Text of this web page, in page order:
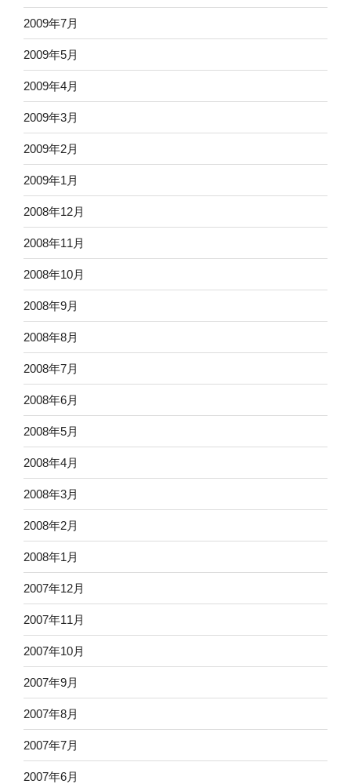
2009年7月
2009年5月
2009年4月
2009年3月
2009年2月
2009年1月
2008年12月
2008年11月
2008年10月
2008年9月
2008年8月
2008年7月
2008年6月
2008年5月
2008年4月
2008年3月
2008年2月
2008年1月
2007年12月
2007年11月
2007年10月
2007年9月
2007年8月
2007年7月
2007年6月